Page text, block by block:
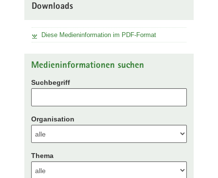
Downloads
Diese Medieninformation im PDF-Format
Medieninformationen suchen
Suchbegriff
Organisation
Thema